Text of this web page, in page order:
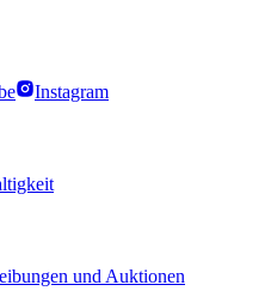
Instagram
und Auktionen